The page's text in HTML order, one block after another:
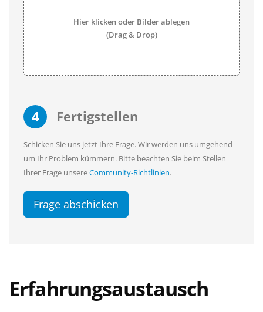
Hier klicken oder Bilder ablegen
(Drag & Drop)
4 Fertigstellen
Schicken Sie uns jetzt Ihre Frage. Wir werden uns umgehend
um Ihr Problem kümmern. Bitte beachten Sie beim Stellen
Ihrer Frage unsereCommunity-Richtlinien.
Frage abschicken
Erfahrungsaustausch